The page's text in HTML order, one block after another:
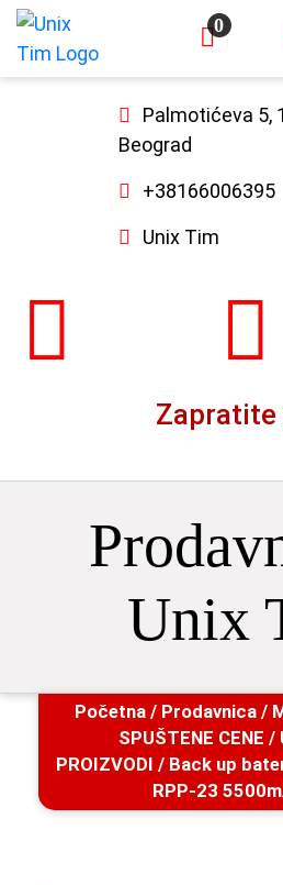
0
Palmotićeva 5,
Beograd
+38166006395
Unix Tim
Zapratite
Unix
Početna / Prodavnica /
SPUŠTENE CENE /
PROIZVODI / Back up
RPP-23